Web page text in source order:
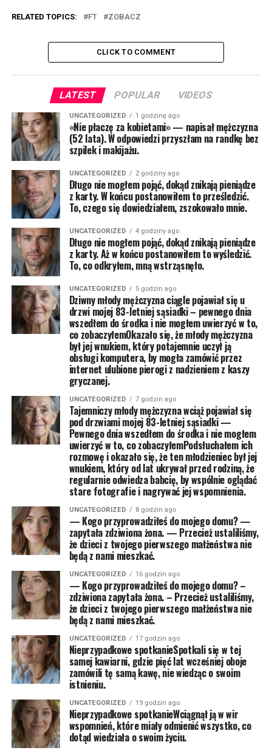
RELATED TOPICS: FT ZOBACZ
CLICK TO COMMENT
LATEST POPULAR VIDEOS
UNCATEGORIZED 1 godzinę ago
«Nie płaczę za kobietami» — napisał mężczyzna
(52 lata). W odpowiedzi przyszłam na randkę bez
szpilek i makijażu.
UNCATEGORIZED 2 godziny ago
Długo nie mogłem pojąć, dokąd znikają pieniądze
z karty. W końcu postanowiłem to prześledzić.
To, czego się dowiedziałem, zszokowało mnie.
UNCATEGORIZED 4 godziny ago
Długo nie mogłem pojąć, dokąd znikają pieniądze
z karty. Aż w końcu postanowiłem to wyśledzić.
To, co odkryłem, mną wstrząsnęło.
UNCATEGORIZED 5 godzin ago
Dziwny młody mężczyzna ciągle pojawiał się u
drzwi mojej 83-letniej sąsiadki – pewnego dnia
wszedłem do środka i nie mogłem uwierzyć w to,
co zobaczyłemOkazało się, że młody mężczyzna
był jej wnukiem, który potajemnie uczył ją
obsługi komputera, by mogła zamówić przez
internet ulubione pierogi z nadzieniem z kaszy
gryczanej.
UNCATEGORIZED 7 godzin ago
Tajemniczy młody mężczyzna wciąż pojawiał się
pod drzwiami mojej 83-letniej sąsiadki —
Pewnego dnia wszedłem do środka i nie mogłem
uwierzyć w to, co zobaczyłemPodsłuchałem ich
rozmowę i okazało się, że ten młodzieniec był jej
wnukiem, który od lat ukrywał przed rodziną, że
regularnie odwiedza babcię, by wspólnie oglądać
stare fotografie i nagrywać jej wspomnienia.
UNCATEGORIZED 8 godzin ago
— Kogo przyprowadziłeś do mojego domu? —
zapytała zdziwiona żona. — Przecież ustaliliśmy,
że dzieci z twojego pierwszego małżeństwa nie
będą z nami mieszkać.
UNCATEGORIZED 16 godzin ago
— Kogo przyprowadziłeś do mojego domu? –
zdziwiona zapytała żona. – Przecież ustaliliśmy,
że dzieci z twojego pierwszego małżeństwa nie
będą z nami mieszkać.
UNCATEGORIZED 17 godzin ago
Nieprzypadkowe spotkanieSpotkali się w tej
samej kawiarni, gdzie pięć lat wcześniej oboje
zamówili tę samą kawę, nie wiedząc o swoim
istnieniu.
UNCATEGORIZED 19 godzin ago
Nieprzypadkowe spotkanieWciągnął ją w wir
wspomnień, które miały odmienić wszystko, co
dotąd wiedziała o swoim życiu.